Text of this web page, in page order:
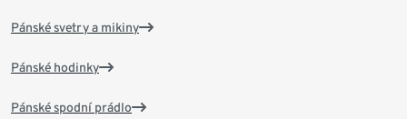
Pánské svetry a mikiny
Pánské hodinky
Pánské spodní prádlo